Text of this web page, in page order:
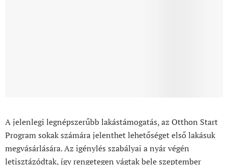
A jelenlegi legnépszerűbb lakástámogatás, az Otthon Start
Program sokak számára jelenthet lehetőséget első lakásuk
megvásárlására. Az igénylés szabályai a nyár végén
letisztázódtak, így rengetegen vágtak bele szeptember